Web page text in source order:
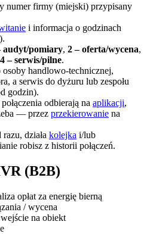
numer firmy (miejski) przypisany
i informacja o godzinach
audyt/pomiary, 2 – oferta/wycena,
4 – serwis/pilne.
handlowo-technicznej,
a serwis do dyżuru lub zespołu
godzin).
odbierają na aplikacji,
— przez przekierowanie na
działa kolejka i/lub
robisz z historii połączeń.
(B2B)
opłat za energię bierną
/ wycena
na obiekt